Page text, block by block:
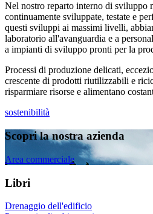
Nel nostro reparto interno di sviluppo
continuamente sviluppate, testate e
questi sviluppi ai massimi livelli,
laboratorio all'avanguardia e a
a impianti di sviluppo pronti per la
Processi di produzione delicati,
crescente di prodotti riutilizzabili e
risparmiare risorse e alimentano
sostenibilità
Scopri la nostra azienda
Area commerciale
Libri
Drenaggio dell'edificio